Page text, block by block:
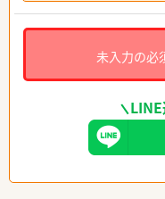
未入力の必
LINE